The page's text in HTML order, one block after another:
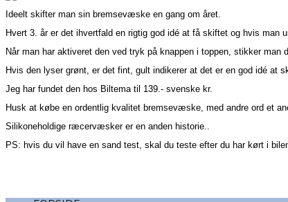
Ideelt skifter man sin bremsevæske en gang om året.
Hvert 3. år er det ihvertfald en rigtig god idé at få skiftet og hvis
Når man har aktiveret den ved tryk på knappen i toppen, stikker
Hvis den lyser grønt, er det fint, gult indikerer at det er en god idé at
Jeg har fundet den hos Biltema til 139.- svenske kr.
Husk at købe en ordentlig kvalitet bremsevæske, med andre ord et
Silikoneholdige ræcervæsker er en anden historie..
PS: hvis du vil have en sand test, skal du teste efter du har kørt i